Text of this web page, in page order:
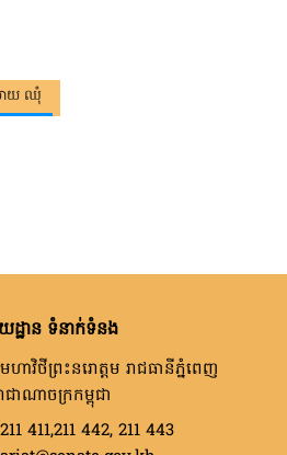
សាយ ឈុំ
ឋាន ទំនាក់ទំនង
ហាវិថីព្រះនរោត្តម រាជធានីភ្នំពេញ
ជាណាចក្រកម្ពុជា
411,211 442, 211 443